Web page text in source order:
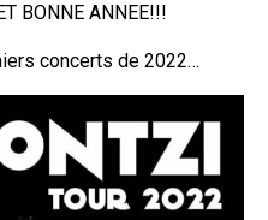
BONNE ANNEE!!!
concerts de 2022…